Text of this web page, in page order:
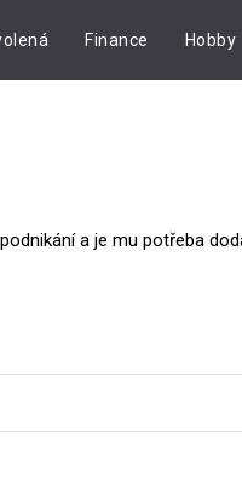
Finance Hobby
a je mu potřeba